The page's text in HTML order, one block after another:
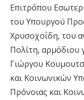
Επιτρόπου
του Υπουργού
Χρυσοχοΐδη, του
Πολίτη, αρμόδιου
Γιώργου
και Κοινωνικών
Πρόνοιας και